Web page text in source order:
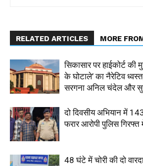
RELATED ARTICLES MORE
सिकासार पर हाईकोर्ट की
के घोटाले’ का नैरेटिव
सरगना अनिल चंदेल और
दो दिवसीय अभियान में
फरार आरोपी पुलिस गिरफ्त
48 घंटे में चोरी की दो